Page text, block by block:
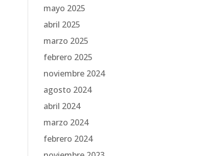
mayo 2025
abril 2025
marzo 2025
febrero 2025
noviembre 2024
agosto 2024
abril 2024
marzo 2024
febrero 2024